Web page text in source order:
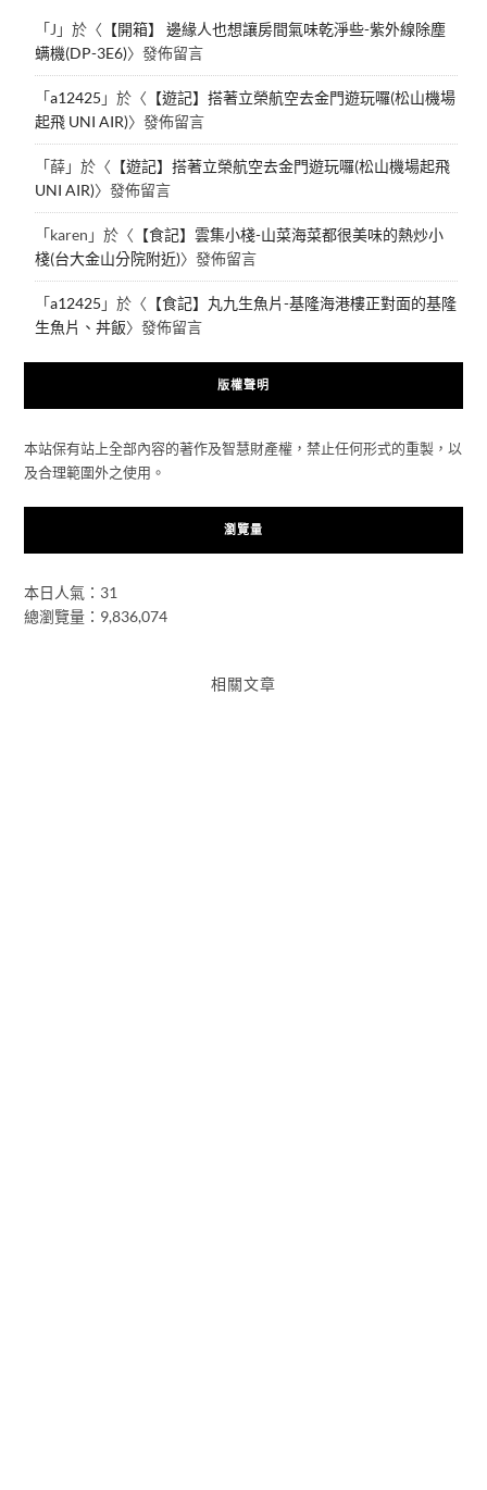
「J 」於〈 【開箱】 邊緣人也想讓房間氣味乾淨些-紫外線除塵
螨機(DP-3E6)〉發佈留言
「a12425 」於〈 【遊記】搭著立榮航空去金門遊玩囉(松山機場
起飛 UNI AIR)〉發佈留言
「薛」於〈 【遊記】搭著立榮航空去金門遊玩囉(松山機場起飛
UNI AIR)〉發佈留言
「karen 」於〈 【食記】雲集小棧-山菜海菜都很美味的熱炒小
棧(台大金山分院附近)〉發佈留言
「a12425 」於〈 【食記】丸九生魚片-基隆海港樓正對面的基隆
生魚片、丼飯〉發佈留言
版權聲明
本站保有站上全部內容的著作及智慧財產權，禁止任何形式的重製，以
及合理範圍外之使用。
瀏覽量
本日人氣：31
總瀏覽量：9,836,074
相關文章